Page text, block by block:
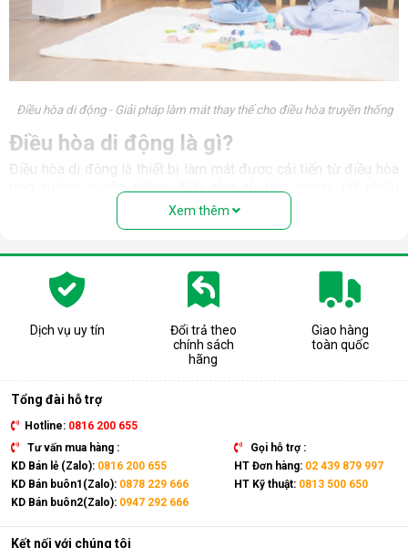
Điều hòa di động - Giải pháp làm mát thay thế cho điều hòa truyền thống
Điều hòa di động là gì?
Điều hòa di động là thiết bị làm mát được cải tiến từ điều hòa
người nhầm tưởng rằng thiết bị này là quạt hơi nước. Nhưng
thực chất, đây là một chiếc điều hòa “chính hiệu” với đầy đủ
gas, bảng điều khiển,... giống như một chiếc điều hòa thông
thường.
Có thể coi điều hòa di động là phiên bản thu nhỏ của điều hòa
tủ đứng nhưng với thiết kế cục nóng và cục lạnh trên cùng 1
thiết bị. Sản phẩm có kích thước gọn nhẹ, kết hợp cùng bánh
xe và tay cầm nên có thể dễ dàng di chuyển tới mọi vị trí trong
Xem thêm
Dịch vụ uy tín
Đổi trả theo
chính sách
hãng
Giao hàng
toàn quốc
Tổng đài hỗ trợ
Hotline: 0816 200 655
Tư vấn mua hàng :
KD Bán lẻ (Zalo): 0816 200 655
KD Bán buôn1(Zalo): 0878 229 666
KD Bán buôn2(Zalo): 0947 292 666
Gọi hỗ trợ :
HT Đơn hàng: 02 439 879 997
HT Kỹ thuật: 0813 500 650
Kết nối với chúng tôi